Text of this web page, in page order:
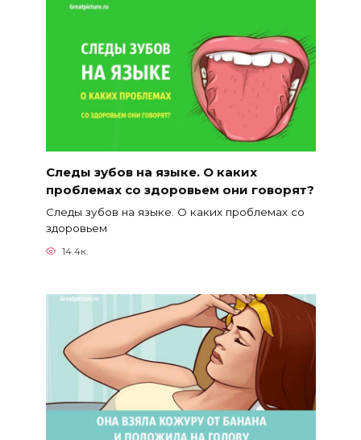
Следы зубов на языке. О каких
проблемах со здоровьем они говорят?
Следы зубов на языке. О каких проблемах со
здоровьем
14.4к.